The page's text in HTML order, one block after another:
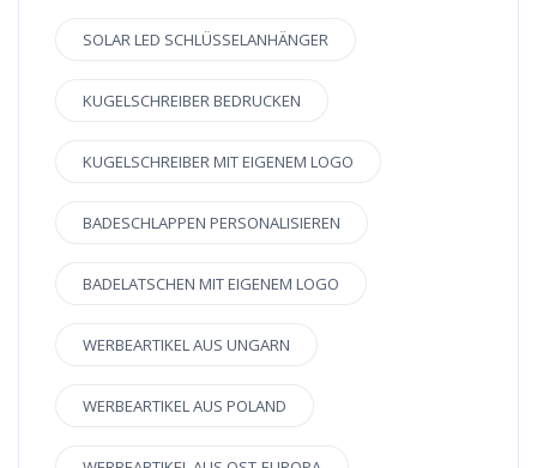
SOLAR LED SCHLÜSSELANHÄNGER
KUGELSCHREIBER BEDRUCKEN
KUGELSCHREIBER MIT EIGENEM LOGO
BADESCHLAPPEN PERSONALISIEREN
BADELATSCHEN MIT EIGENEM LOGO
WERBEARTIKEL AUS UNGARN
WERBEARTIKEL AUS POLAND